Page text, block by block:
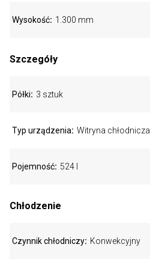
Wysokość 1.300 mm
Szczegóły
Półki 3 sztuk
Typ urządzenia Witryna chłodnicza
Pojemność 524 l
Chłodzenie
Czynnik chłodniczy Konwekcyjny